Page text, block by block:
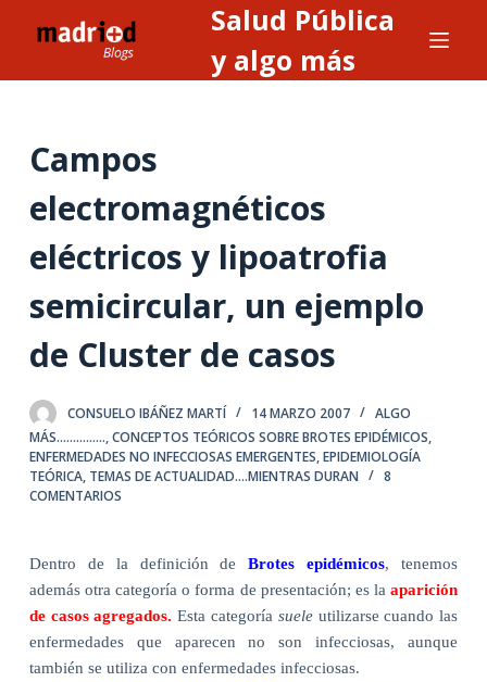
l
n
e
d
o
Salud Pública
y algo más
Campos
electromagnéticos
eléctricos y lipoatrofia
semicircular, un ejemplo
de Cluster de casos
CONSUELO IBÁÑEZ MARTÍ 14 MARZO 2007
ALGO
MÁS...............,CONCEPTOS TEÓRICOS SOBRE BROTES EPIDÉMICOS,
ENFERMEDADES NO INFECCIOSAS EMERGENTES,EPIDEMIOLOGÍA
TEÓRICA, TEMAS DE ACTUALIDAD....MIENTRAS DURAN
8
COMENTARIOS
Dentro de la definición deBrotes epidémicos, tenemos
además otra categoría o forma de presentación; es laaparición
de casos agregados. Esta categoría suele utilizarse cuando las
enfermedades que aparecen no son infecciosas, aunque
también se utiliza con enfermedades infecciosas.